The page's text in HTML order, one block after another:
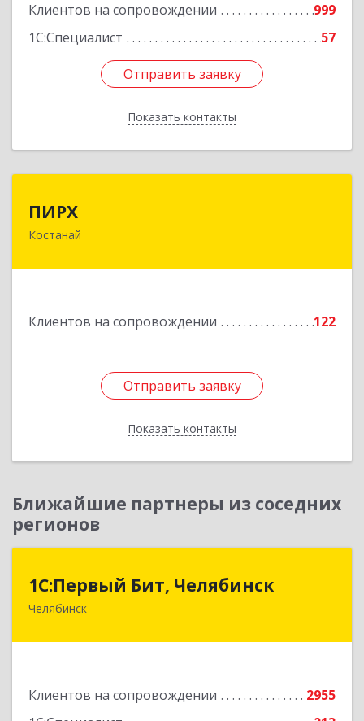
Клиентов на сопровождении
999
1С:Специалист
57
Отправить заявку
Показать контакты
Отправить заявку
Назад
ПИРХ
Костанай
Клиентов на сопровождении 122
Отправить заявку
Показать контакты
Республика Казахстан, Костанайская область,
Отправить заявку
Назад
Ближайшие партнеры из соседних
регионов
1С:Первый Бит, Челябинск
Челябинск
Клиентов на сопровождении
2955
1С:Первый Бит, Челябинск